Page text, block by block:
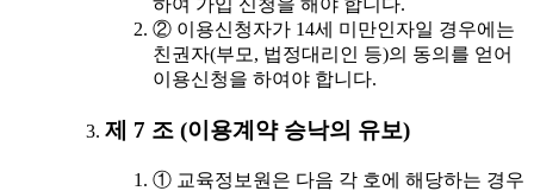
하여 가입 신청을 해야 합니다.
② 이용신청자가 14세 미만인자일 경우에는
친권자(부모, 법정대리인 등)의 동의를 얻어
이용신청을 하여야 합니다.
제 7 조 (이용계약 승낙의 유보)
① 교육정보원은 다음 각 호에 해당하는 경우